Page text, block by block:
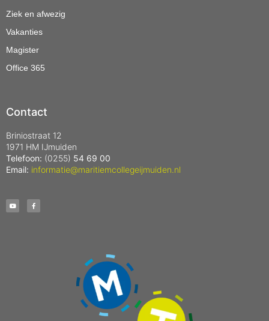
Ziek en afwezig
Vakanties
Magister
Office 365
Contact
Briniostraat 12
1971 HM IJmuiden
Telefoon: (0255) 54 69 00
Email: informatie@maritiemcollegeijmuiden.nl